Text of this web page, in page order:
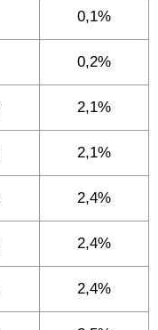
0,1%
0,2%
2,1%
2,1%
2,4%
2,4%
2,4%